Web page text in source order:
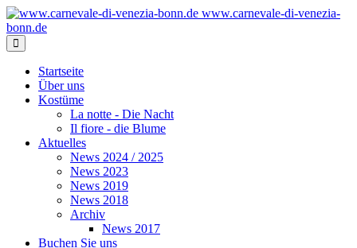
www.carnevale-di-venezia-
bonn.de
Startseite
Über uns
Kostüme
La notte - Die Nacht
Il fiore - die Blume
Aktuelles
News 2024 / 2025
News 2023
News 2019
News 2018
Archiv
News 2017
Buchen Sie uns